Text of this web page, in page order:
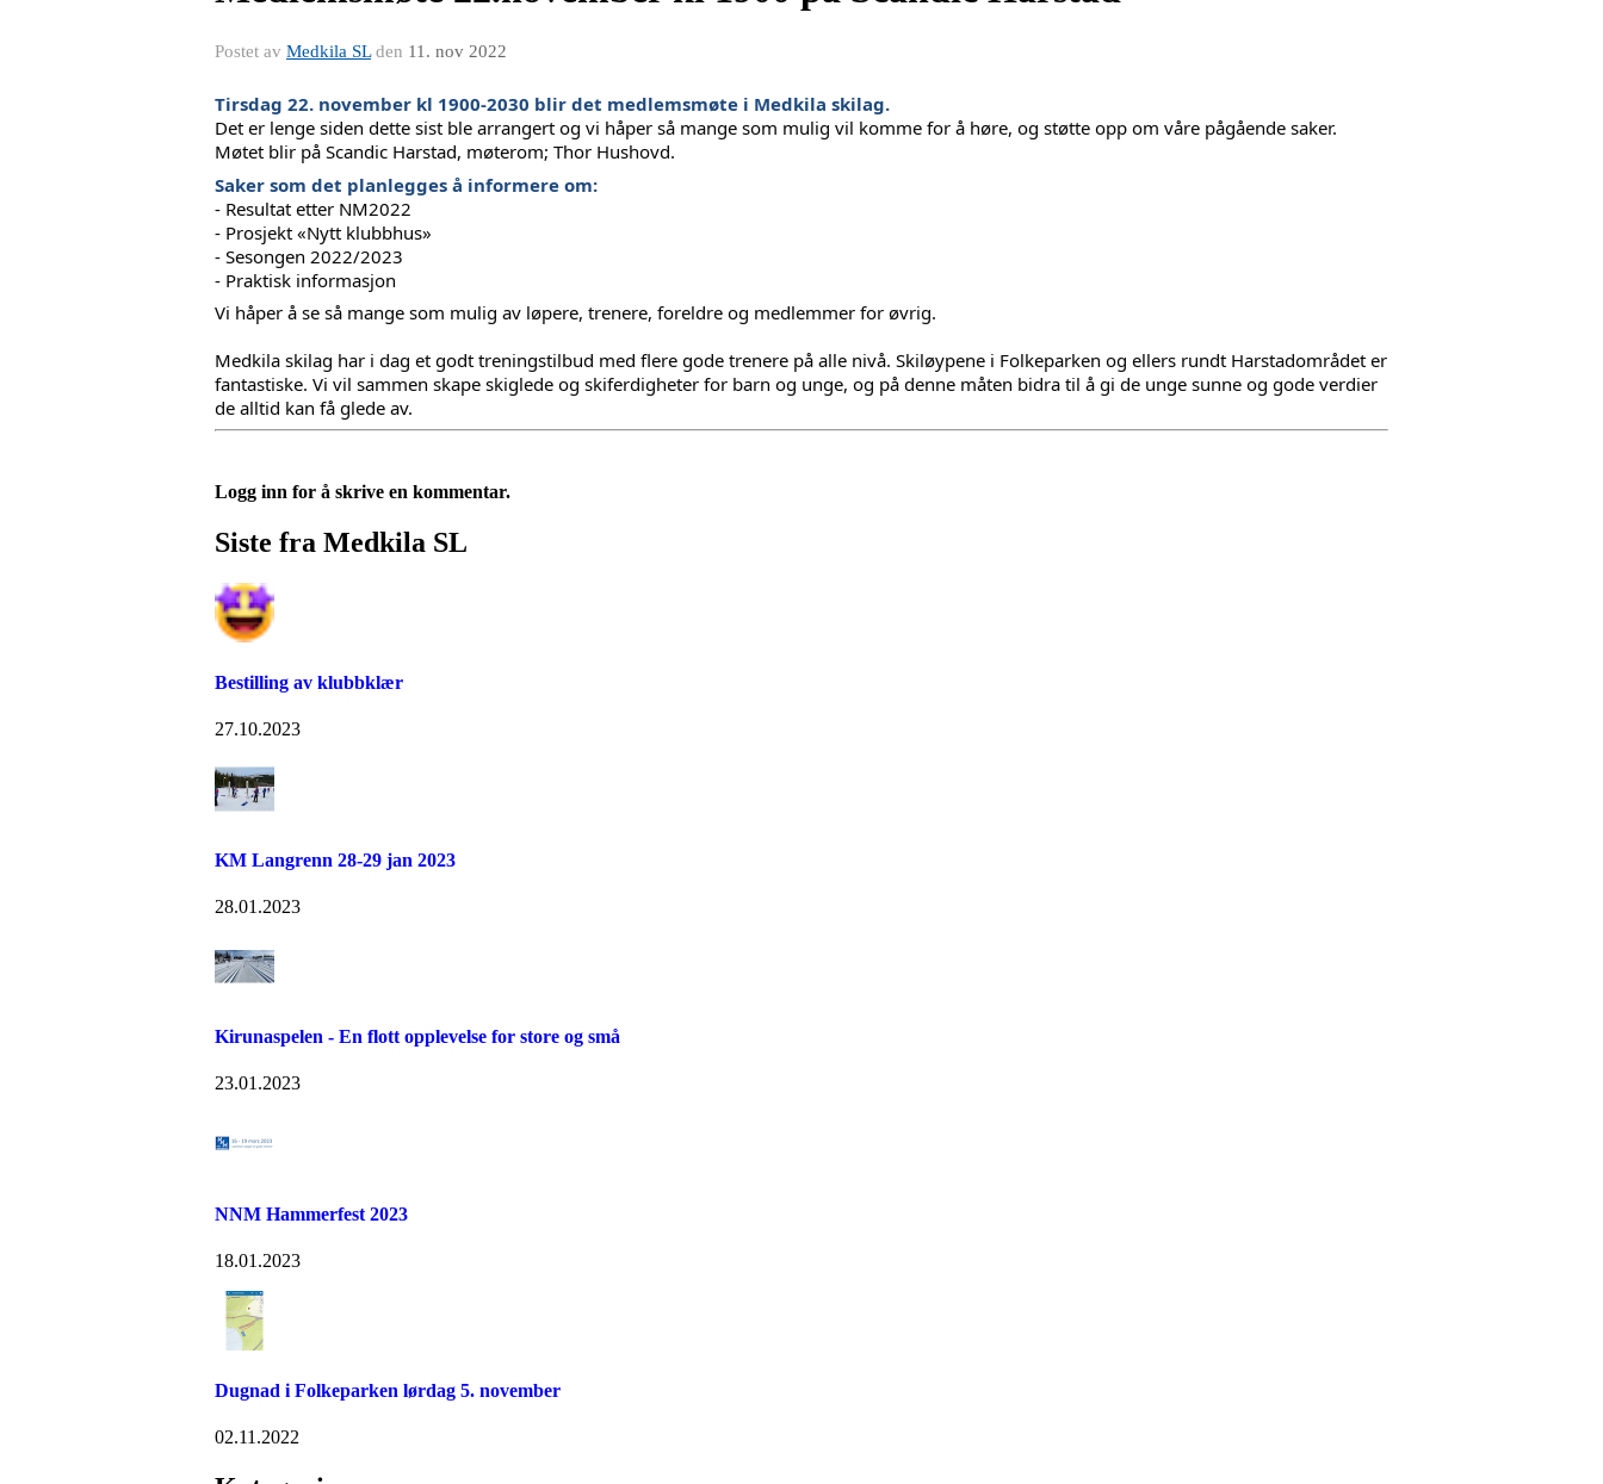
Postet av Medkila SLden 11. nov 2022
Tirsdag 22. november kl 1900-2030 blir det medlemsmøte i Medkila skilag.
Det er lenge siden dette sist ble arrangert og vi håper så mange som mulig vil komme for å høre, og støtte opp om våre pågående saker.
Møtet blir på Scandic Harstad, møterom; Thor Hushovd.
Saker som det planlegges å informere om:
- Resultat etter NM2022
- Prosjekt «Nytt klubbhus»
- Sesongen 2022/2023
- Praktisk informasjon
Vi håper å se så mange som mulig av løpere, trenere, foreldre og medlemmer for øvrig.
Medkila skilag har i dag et godt treningstilbud med flere gode trenere på alle nivå. Skiløypene i Folkeparken og ellers rundt Harstadområdet er
fantastiske. Vi vil sammen skape skiglede og skiferdigheter for barn og unge, og på denne måten bidra til å gi de unge sunne og gode verdier
de alltid kan få glede av.
Logg inn for å skrive en kommentar.
Siste fra Medkila SL
Bestilling av klubbklær
27.10.2023
KM Langrenn 28-29 jan 2023
28.01.2023
Kirunaspelen - En flott opplevelse for store og små
23.01.2023
NNM Hammerfest 2023
18.01.2023
Dugnad i Folkeparken lørdag 5. november
02.11.2022